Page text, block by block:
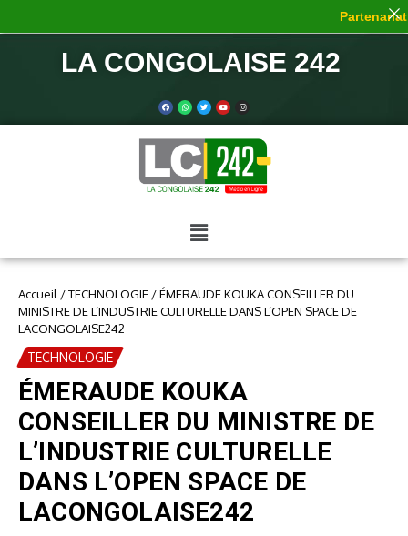
LA CONGOLAISE 242
Accueil /TECHNOLOGIE /ÉMERAUDE KOUKA CONSEILLER DU
MINISTRE DE L’INDUSTRIE CULTURELLE DANS L’OPEN SPACE DE
LACONGOLAISE242
TECHNOLOGIE
ÉMERAUDE KOUKA
CONSEILLER DU MINISTRE DE
L’INDUSTRIE CULTURELLE
DANS L’OPEN SPACE DE
LACONGOLAISE242
Partenariat